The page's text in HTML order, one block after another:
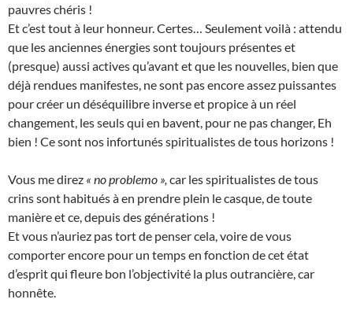
pauvres chéris !
Et c’est tout à leur honneur. Certes… Seulement voilà : attendu
que les anciennes énergies sont toujours présentes et
(presque) aussi actives qu’avant et que les nouvelles, bien que
déjà rendues manifestes, ne sont pas encore assez puissantes
pour créer un déséquilibre inverse et propice à un réel
changement, les seuls qui en bavent, pour ne pas changer, Eh
bien ! Ce sont nos infortunés spiritualistes de tous horizons !
Vous me direz « no problemo », car les spiritualistes de tous
crins sont habitués à en prendre plein le casque, de toute
manière et ce, depuis des générations !
Et vous n’auriez pas tort de penser cela, voire de vous
comporter encore pour un temps en fonction de cet état
d’esprit qui fleure bon l’objectivité la plus outrancière, car
honnête.